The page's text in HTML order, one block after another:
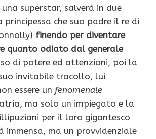
superstar, salverà in due
principessa che suo padre il re di
finendo per diventare
quanto odiato dal generale
di potere ed attenzioni, poi la
invitabile tracollo, lui
essere un fenomenale
ma solo un impiegato e la
per il loro gigantesco
immensa, ma un provvidenziale